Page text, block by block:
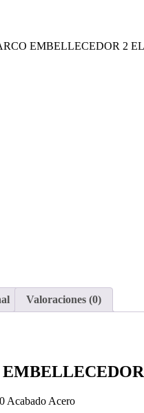
EMBELLECEDOR 2
Valoraciones (0)
Acabado Acero